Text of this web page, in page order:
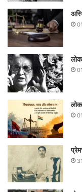
ही बीजेपी के
आरएलएम से 1-1